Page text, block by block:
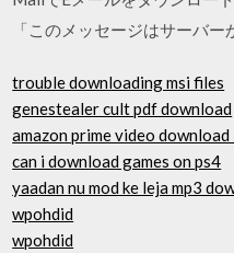
「このメッセージはサーバ
trouble downloading msi files
genestealer cult pdf download
amazon prime video
can i download games on ps4
yaadan nu mod ke leja mp3
wpohdid
wpohdid